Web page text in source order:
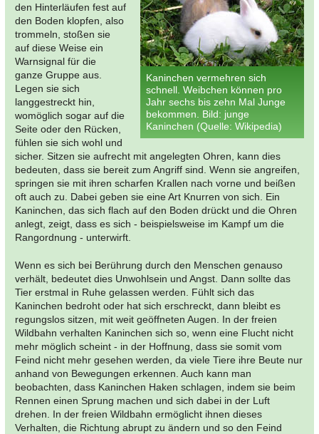
Kaninchen vermehren sich
schnell. Weibchen können pro
Jahr sechs bis zehn Mal Junge
bekommen. Bild: junge
Kaninchen (Quelle: Wikipedia)
den Hinterläufen fest auf
den Boden klopfen, also
trommeln, stoßen sie
auf diese Weise ein
Warnsignal für die
ganze Gruppe aus.
Legen sie sich
langgestreckt hin,
womöglich sogar auf die
Seite oder den Rücken,
fühlen sie sich wohl und
sicher. Sitzen sie aufrecht mit angelegten Ohren, kann dies
bedeuten, dass sie bereit zum Angriff sind. Wenn sie angreifen,
springen sie mit ihren scharfen Krallen nach vorne und beißen
oft auch zu. Dabei geben sie eine Art Knurren von sich. Ein
Kaninchen, das sich flach auf den Boden drückt und die Ohren
anlegt, zeigt, dass es sich - beispielsweise im Kampf um die
Rangordnung - unterwirft.
Wenn es sich bei Berührung durch den Menschen genauso
verhält, bedeutet dies Unwohlsein und Angst. Dann sollte das
Tier erstmal in Ruhe gelassen werden. Fühlt sich das
Kaninchen bedroht oder hat sich erschreckt, dann bleibt es
regungslos sitzen, mit weit geöffneten Augen. In der freien
Wildbahn verhalten Kaninchen sich so, wenn eine Flucht nicht
mehr möglich scheint - in der Hoffnung, dass sie somit vom
Feind nicht mehr gesehen werden, da viele Tiere ihre Beute nur
anhand von Bewegungen erkennen. Auch kann man
beobachten, dass Kaninchen Haken schlagen, indem sie beim
Rennen einen Sprung machen und sich dabei in der Luft
drehen. In der freien Wildbahn ermöglicht ihnen dieses
Verhalten, die Richtung abrupt zu ändern und so den Feind